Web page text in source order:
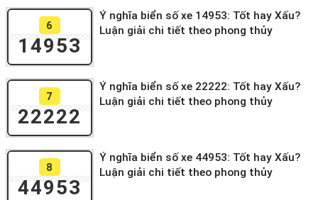
6
14953
Ý nghĩa biển số xe 14953: Tốt hay Xấu?
Luận giải chi tiết theo phong thủy
7
22222
Ý nghĩa biển số xe 22222: Tốt hay Xấu?
Luận giải chi tiết theo phong thủy
8
44953
Ý nghĩa biển số xe 44953: Tốt hay Xấu?
Luận giải chi tiết theo phong thủy